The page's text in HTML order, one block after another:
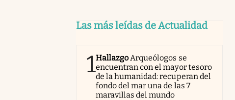
Las más leídas de Actualidad
1HallazgoArqueólogos se
encuentran con el mayor tesoro
de la humanidad: recuperan del
fondo del mar una de las 7
maravillas del mundo